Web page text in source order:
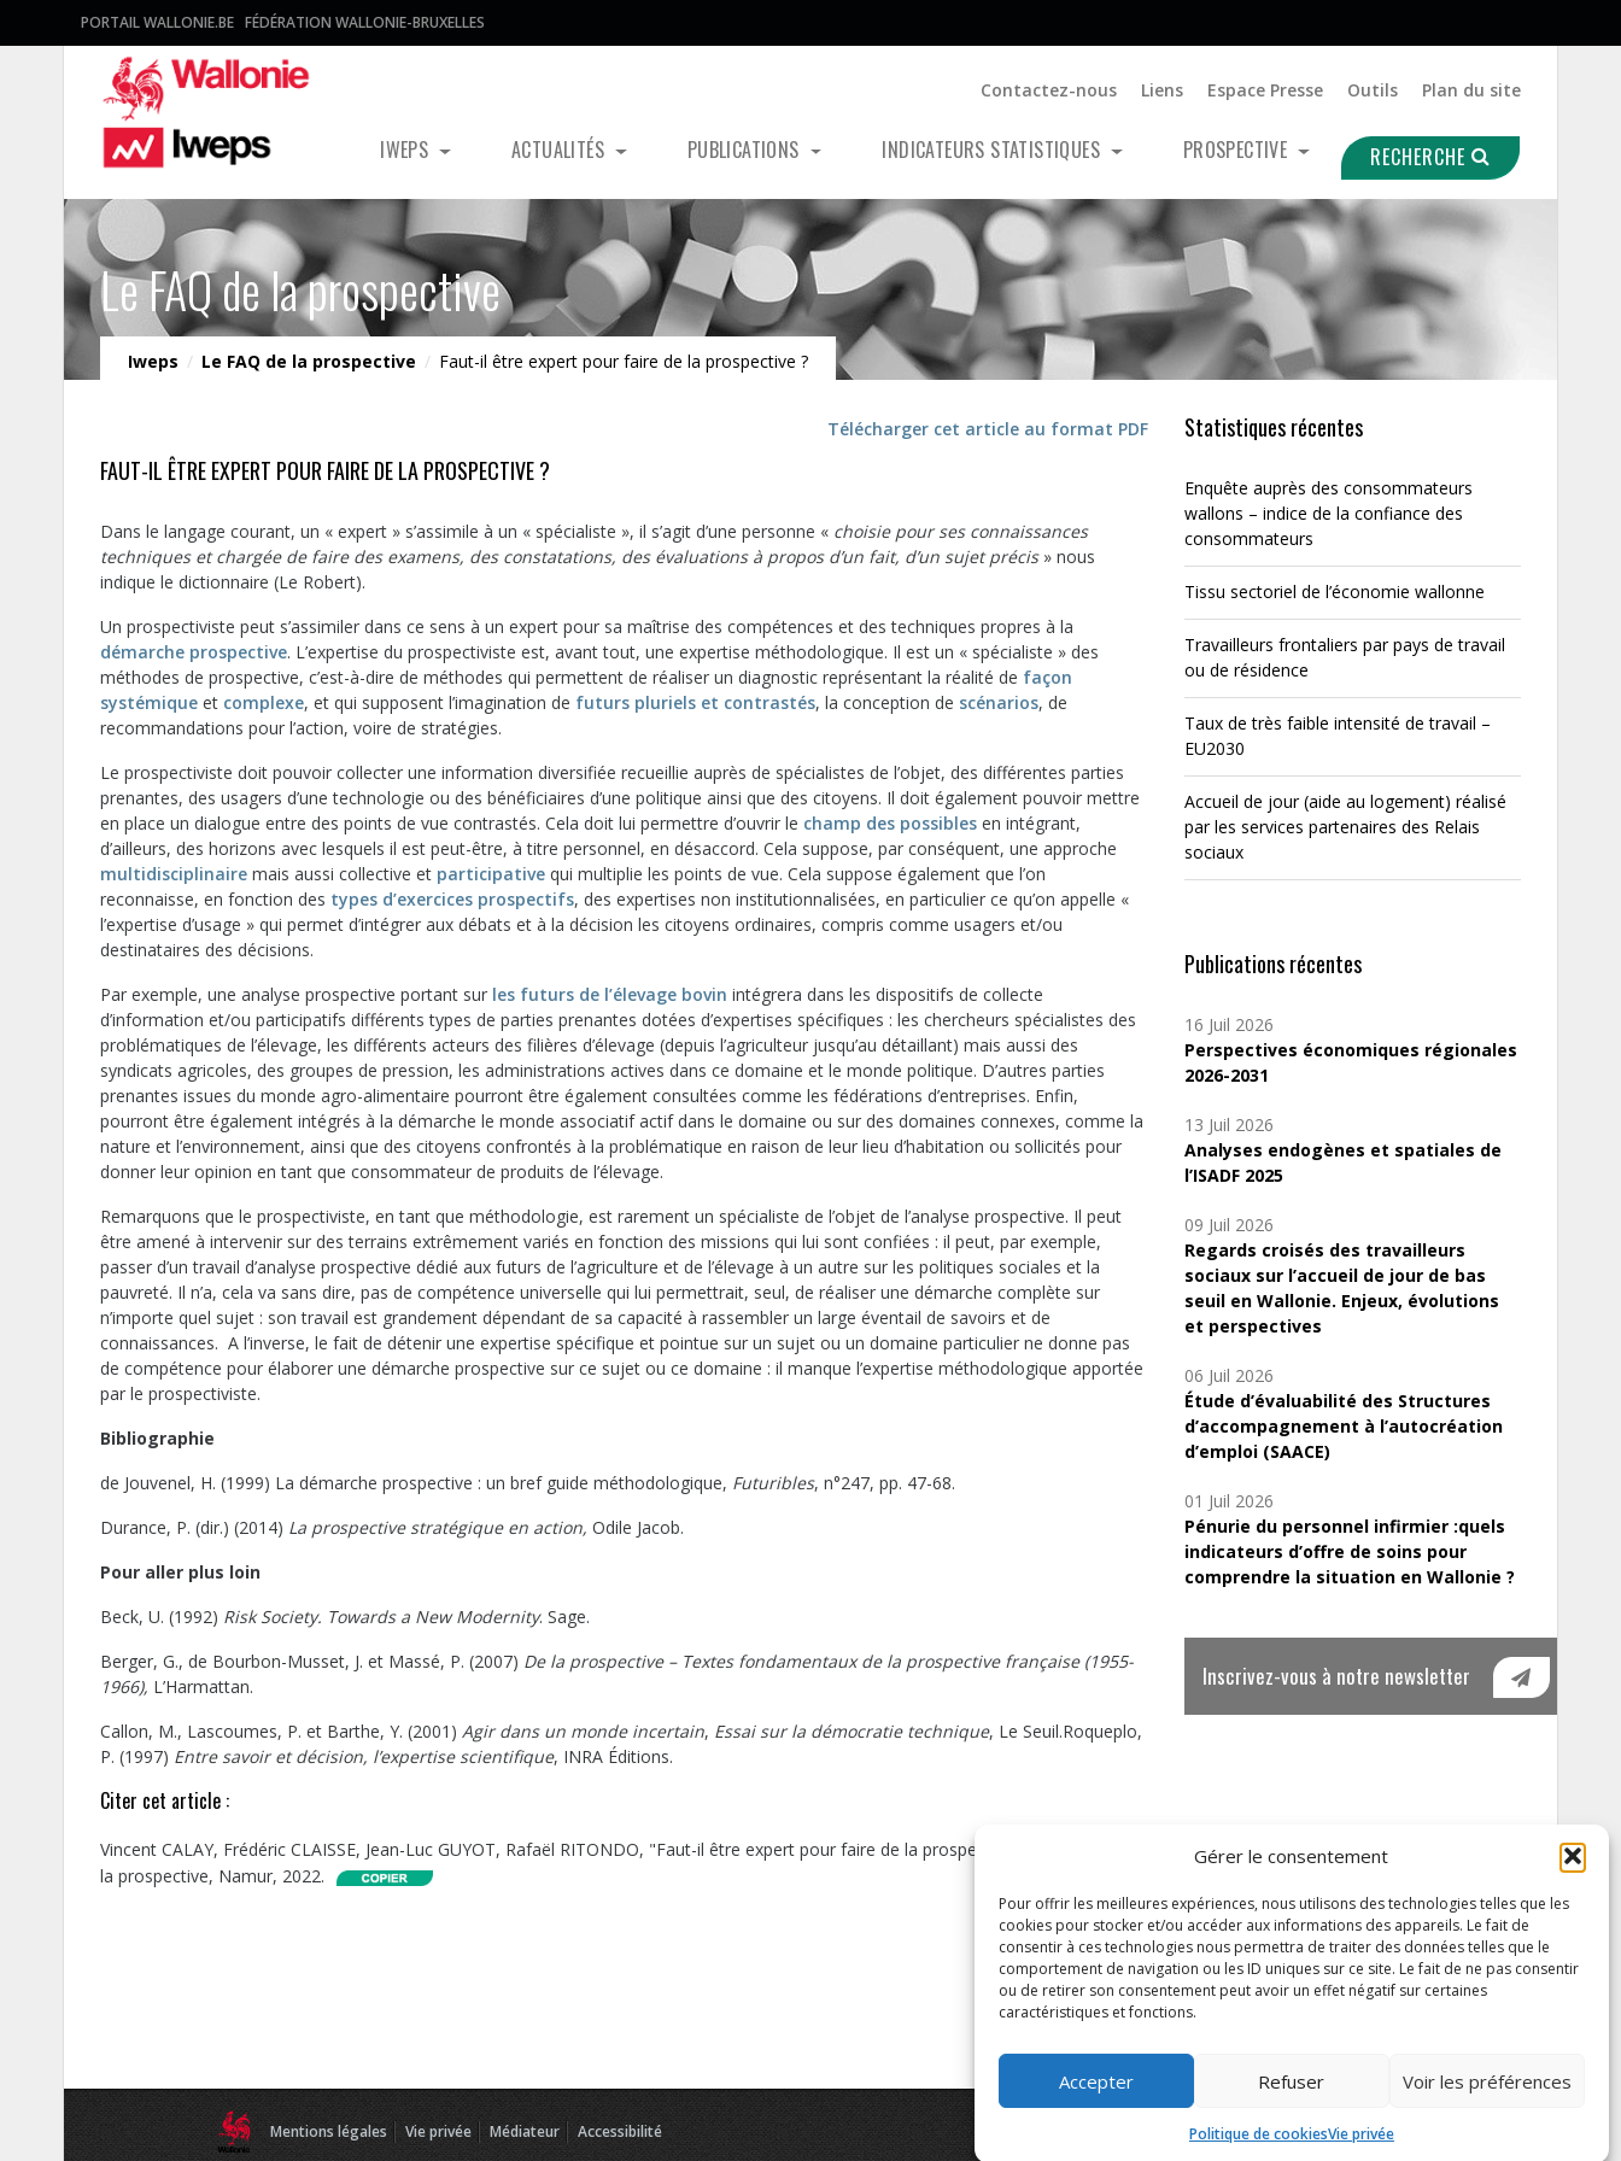
Gérer le consentement
Pour offrir les meilleures expériences, nous utilisons des technologies telles que les
cookies pour stocker et/ou accéder aux informations des appareils. Le fait de
consentir à ces technologies nous permettra de traiter des données telles que le
comportement de navigation ou les ID uniques sur ce site. Le fait de ne pas consentir
ou de retirer son consentement peut avoir un effet négatif sur certaines
caractéristiques et fonctions.
Accepter Refuser Voir les préférences
Politique de cookiesVie privée
PORTAIL WALLONIE.BE FÉDÉRATION WALLONIE-BRUXELLES
Contactez-nous Liens Espace Presse Outils Plan du site
IWEPS ACTUALITÉS PUBLICATIONS INDICATEURS STATISTIQUES PROSPECTIVE RECHERCHE
Le FAQ de la prospective
Iweps / Le FAQ de la prospective / Faut-il être expert pour faire de la prospective ?
Télécharger cet article au format PDF
FAUT-IL ÊTRE EXPERT POUR FAIRE DE LA PROSPECTIVE ?
Dans le langage courant, un « expert » s’assimile à un « spécialiste », il s’agit d’une personne « choisie pour ses connaissances
techniques et chargée de faire des examens, des constatations, des évaluations à propos d’un fait, d’un sujet précis » nous
indique le dictionnaire (Le Robert).
Un prospectiviste peut s’assimiler dans ce sens à un expert pour sa maîtrise des compétences et des techniques propres à la
démarche prospective. L’expertise du prospectiviste est, avant tout, une expertise méthodologique. Il est un « spécialiste » des
méthodes de prospective, c’est-à-dire de méthodes qui permettent de réaliser un diagnostic représentant la réalité de façon
systémique et complexe, et qui supposent l’imagination de futurs pluriels et contrastés, la conception de scénarios, de
recommandations pour l’action, voire de stratégies.
Le prospectiviste doit pouvoir collecter une information diversifiée recueillie auprès de spécialistes de l’objet, des différentes parties
prenantes, des usagers d’une technologie ou des bénéficiaires d’une politique ainsi que des citoyens. Il doit également pouvoir mettre
en place un dialogue entre des points de vue contrastés. Cela doit lui permettre d’ouvrir le champ des possibles en intégrant,
d’ailleurs, des horizons avec lesquels il est peut-être, à titre personnel, en désaccord. Cela suppose, par conséquent, une approche
multidisciplinaire mais aussi collective et participative qui multiplie les points de vue. Cela suppose également que l’on
reconnaisse, en fonction des types d’exercices prospectifs, des expertises non institutionnalisées, en particulier ce qu’on appelle «
l’expertise d’usage » qui permet d’intégrer aux débats et à la décision les citoyens ordinaires, compris comme usagers et/ou
destinataires des décisions.
Par exemple, une analyse prospective portant sur les futurs de l’élevage bovin intégrera dans les dispositifs de collecte
d’information et/ou participatifs différents types de parties prenantes dotées d’expertises spécifiques : les chercheurs spécialistes des
problématiques de l’élevage, les différents acteurs des filières d’élevage (depuis l’agriculteur jusqu’au détaillant) mais aussi des
syndicats agricoles, des groupes de pression, les administrations actives dans ce domaine et le monde politique. D’autres parties
prenantes issues du monde agro-alimentaire pourront être également consultées comme les fédérations d’entreprises. Enfin,
pourront être également intégrés à la démarche le monde associatif actif dans le domaine ou sur des domaines connexes, comme la
nature et l’environnement, ainsi que des citoyens confrontés à la problématique en raison de leur lieu d’habitation ou sollicités pour
donner leur opinion en tant que consommateur de produits de l’élevage.
Remarquons que le prospectiviste, en tant que méthodologie, est rarement un spécialiste de l’objet de l’analyse prospective. Il peut
être amené à intervenir sur des terrains extrêmement variés en fonction des missions qui lui sont confiées : il peut, par exemple,
passer d’un travail d’analyse prospective dédié aux futurs de l’agriculture et de l’élevage à un autre sur les politiques sociales et la
pauvreté. Il n’a, cela va sans dire, pas de compétence universelle qui lui permettrait, seul, de réaliser une démarche complète sur
n’importe quel sujet : son travail est grandement dépendant de sa capacité à rassembler un large éventail de savoirs et de
connaissances. A l’inverse, le fait de détenir une expertise spécifique et pointue sur un sujet ou un domaine particulier ne donne pas
de compétence pour élaborer une démarche prospective sur ce sujet ou ce domaine : il manque l’expertise méthodologique apportée
par le prospectiviste.
Bibliographie
de Jouvenel, H. (1999) La démarche prospective : un bref guide méthodologique, Futuribles, n°247, pp. 47-68.
Durance, P. (dir.) (2014) La prospective stratégique en action, Odile Jacob.
Pour aller plus loin
Beck, U. (1992) Risk Society. Towards a New Modernity. Sage.
Berger, G., de Bourbon-Musset, J. et Massé, P. (2007) De la prospective – Textes fondamentaux de la prospective française (1955-
1966), L’Harmattan.
Callon, M., Lascoumes, P. et Barthe, Y. (2001) Agir dans un monde incertain, Essai sur la démocratie technique, Le Seuil.Roqueplo,
P. (1997) Entre savoir et décision, l’expertise scientifique, INRA Éditions.
Citer cet article :
Vincent CALAY, Frédéric CLAISSE, Jean-Luc GUYOT, Rafaël RITONDO, "Faut-il être expert pour faire de la prospective ?", in Le FAQ de
la prospective, Namur, 2022.
Statistiques récentes
Enquête auprès des consommateurs
wallons – indice de la confiance des
consommateurs
Tissu sectoriel de l’économie wallonne
Travailleurs frontaliers par pays de travail
ou de résidence
Taux de très faible intensité de travail –
EU2030
Accueil de jour (aide au logement) réalisé
par les services partenaires des Relais
sociaux
Publications récentes
16 Juil 2026
Perspectives économiques régionales
2026-2031
13 Juil 2026
Analyses endogènes et spatiales de
l’ISADF 2025
09 Juil 2026
Regards croisés des travailleurs
sociaux sur l’accueil de jour de bas
seuil en Wallonie. Enjeux, évolutions
et perspectives
06 Juil 2026
Étude d’évaluabilité des Structures
d’accompagnement à l’autocréation
d’emploi (SAACE)
01 Juil 2026
Pénurie du personnel infirmier :quels
indicateurs d’offre de soins pour
comprendre la situation en Wallonie ?
Inscrivez-vous à notre newsletter
Mentions légales Vie privée Médiateur Accessibilité